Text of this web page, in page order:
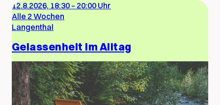
12.8.2026, 18:30 – 20:00 Uhr
Alle 2 Wochen
Langenthal
Gelassenheit im Alltag